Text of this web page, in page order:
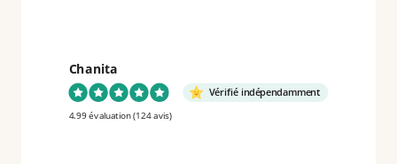
Chanita
Vérifié indépendamment
4.99 évaluation(124 avis)